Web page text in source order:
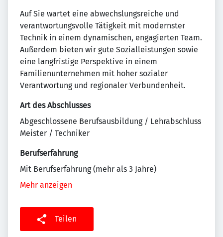
Auf Sie wartet eine abwechslungsreiche und
verantwortungsvolle Tätigkeit mit modernster
Technik in einem dynamischen, engagierten Team.
Außerdem bieten wir gute Sozialleistungen sowie
eine langfristige Perspektive in einem
Familienunternehmen mit hoher sozialer
Verantwortung und regionaler Verbundenheit.
Art des Abschlusses
Abgeschlossene Berufsausbildung / Lehrabschluss
Meister / Techniker
Berufserfahrung
Mit Berufserfahrung (mehr als 3 Jahre)
Mehr anzeigen
Teilen